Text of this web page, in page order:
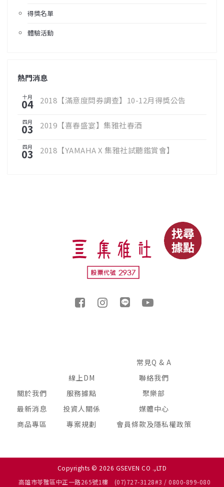
得獎名單
體驗活動
熱門消息
十月
04 2018【滿意度問券調查】10-12月得獎公告
四月
03 2019【喜春盛宴】集雅社春酒
四月
03 2018【YAMAHA X 集雅社試聽鑑賞會】
關於我們
最新消息
商品專區
線上DM
服務據點
投資人關係
專案規劃
常見Q & A
聯絡我們
聚樂部
媒體中心
會員條款及隱私權政策
Copyrights © 2026 GSEVEN CO .,LTD
高雄市苓雅區中正一路265號1樓
(07)727-3128#3 / 0800-899-080